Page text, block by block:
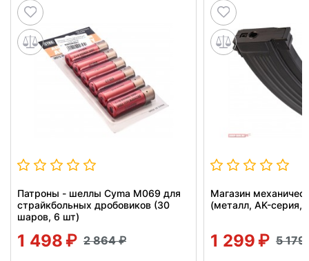
Патроны - шеллы Cyma M069 для
страйкбольных дробовиков (30
шаров, 6 шт)
1 498 2 864
Магазин
(металл, AK-серия,
1 299 5 179